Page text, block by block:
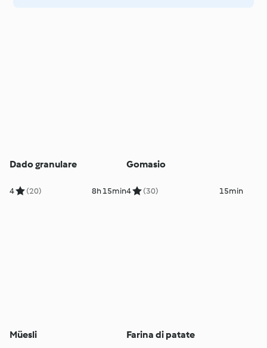
Dado granulare
4 (20) 8h 15min
Gomasio
4 (30) 15min
Müesli Farina di patate